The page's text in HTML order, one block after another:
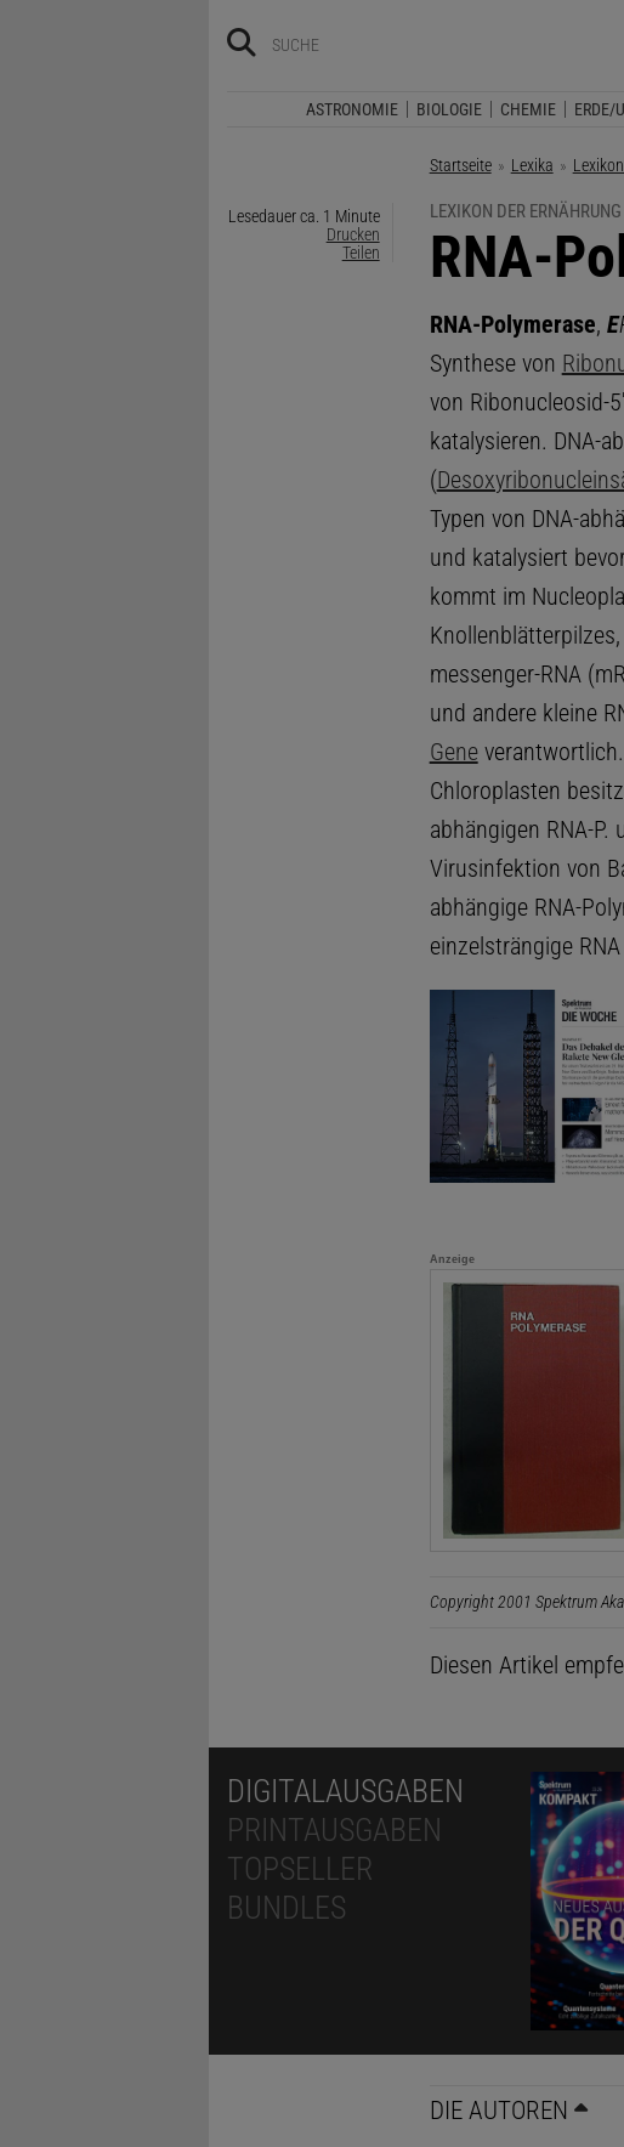
ASTRONOMIE BIOLOGIE CHEMIE ERDE/
Startseite Lexika
Lesedauer ca. 1 Minute
Drucken
Teilen
LEXIKON DER ERNÄHRUNG
:
RNA-
RNA-Polymerase, E
Synthese von
von Ribonucleosid-
katalysieren. DNA-
(
Typen von DNA-
und katalysiert
kommt im
Knollenblätterpilzes,
messenger-RNA
und andere kleine
Geneverantwortlich.
Chloroplasten
abhängigen RNA-
Virusinfektion von
abhängige RNA-
einzelsträngige
Anzeige
Copyright 2001 Spektrum
Diesen Artikel
DIGITALAUSGABEN
PRINTAUSGABEN
TOPSELLER
BUNDLES
DIE AUTOREN